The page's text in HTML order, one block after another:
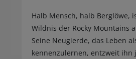
Halb Mensch, halb Berglöwe,
Wildnis der Rocky Mountains
Seine Neugierde, das Leben
kennenzulernen, entzweit ihn